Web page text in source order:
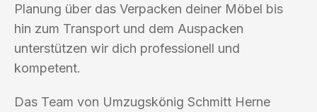
Planung über das Verpacken deiner Möbel bis
hin zum Transport und dem Auspacken
unterstützen wir dich professionell und
kompetent.
Das Team von Umzugskönig Schmitt Herne